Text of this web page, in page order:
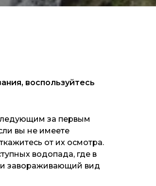
воспользуйтесь
за первым
вы не имеете
от их осмотра.
водопада, где в
и завораживающий вид